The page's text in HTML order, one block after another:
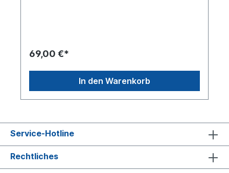
Lucas Bremsbelag, sondern um ein baugleiches
69,00 €*
In den Warenkorb
Service-Hotline
Rechtliches